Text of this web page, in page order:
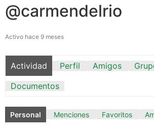
@carmendelrio
Activo hace 9 meses
Actividad Perfil Amigos
Documentos
Personal Menciones Favoritos